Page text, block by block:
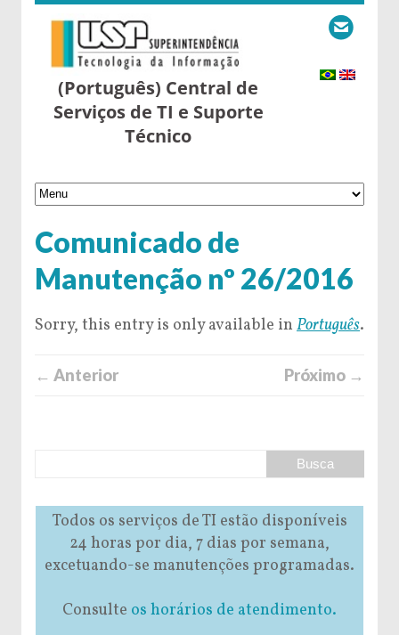
(Português) Central de
Serviços de TI e Suporte
Técnico
Comunicado de
Manutenção nº 26/2016
Sorry, this entry is only available in Português.
← Anterior Próximo →
Todos os serviços de TI estão disponíveis
24 horas por dia, 7 dias por semana,
excetuando-se manutenções programadas.
Consulte os horários de atendimento.